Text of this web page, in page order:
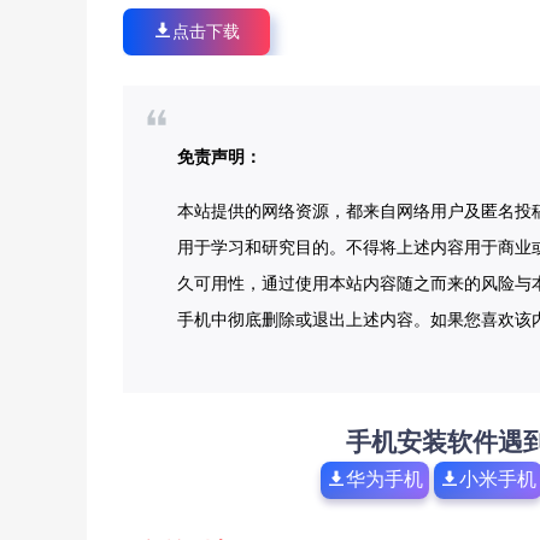
点击下载
免责声明：
本站提供的网络资源，都来自网络用户及匿名
用于学习和研究目的。不得将上述内容用于商
久可用性，通过使用本站内容随之而来的风险
手机中彻底删除或退出上述内容。如果您喜欢
手机安装软件遇
华为手机 小米手机